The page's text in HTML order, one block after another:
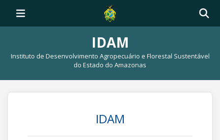
IDAM
Instituto de Desenvolvimento Agropecuário e Florestal Sustentável
do Estado do Amazonas
IDAM